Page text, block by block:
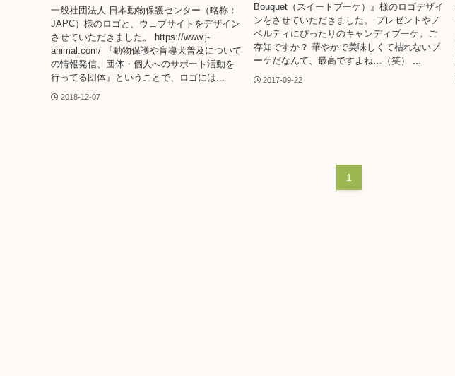
一般社団法人 日本動物保護センター（略称：
JAPC）様のロゴと、ウェブサイトをデザイン
させていただきました。 https://www.j-
animal.com/ 『動物保護や盲導犬普及について
の情報発信、団体・個人へのサポート活動を
行ってる団体』ということで、ロゴには...
2018-12-07
Bouquet（スイートブーケ）』様のロゴデザイ
ンをさせていただきました。 プレゼントやノ
ベルティにぴったりのキャンディブーケ。ご
存知ですか？ 華やかで美味しくて枯れないブ
ーケだなんて、最高ですよね…（笑） ...
2017-09-22
1